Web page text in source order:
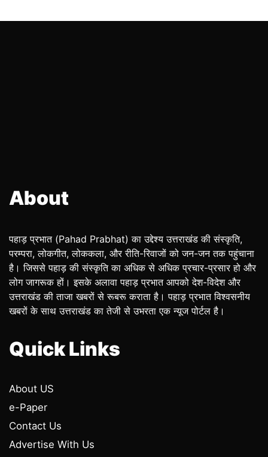
About
पहाड़ प्रभात (Pahad Prabhat) का उद्देश्य उत्तराखंड की संस्कृति,
परम्परा, लोकगीत, लोककला, और रीति-रिवाजों को जन-जन तक पहुंचाना
है। जिससे पहाड़ की संस्कृति का अधिक से अधिक प्रचार-प्रसार हो और
लोग जागरूक हों। इसके अलावा पहाड़ प्रभात आपको देश-विदेश और
उत्तराखंड की ताजा खबरों से रूबरू कराता है। पहाड़ प्रभात विश्वसनीय
खबरों के साथ उत्तराखंड का तेजी से उभरता एक न्यूज पोर्टल है।
Quick Links
About US
e-Paper
Contact Us
Advertise With Us